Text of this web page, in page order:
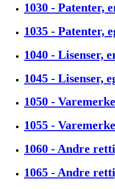
1030 - Patenter,
1035 - Patenter,
1040 - Lisenser,
1045 - Lisenser,
1050 -
1055 -
1060 - Andre
1065 - Andre